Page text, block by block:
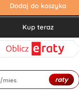
Dodaj do koszyka
Kup teraz
/mies. raty